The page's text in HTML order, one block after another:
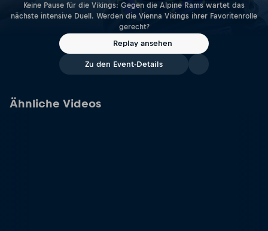
Keine Pause für die Vikings: Gegen die Alpine Rams wartet das
nächste intensive Duell. Werden die Vienna Vikings ihrer Favoritenrolle
gerecht?
Replay ansehen
Zu den Event-Details
Ähnliche Videos